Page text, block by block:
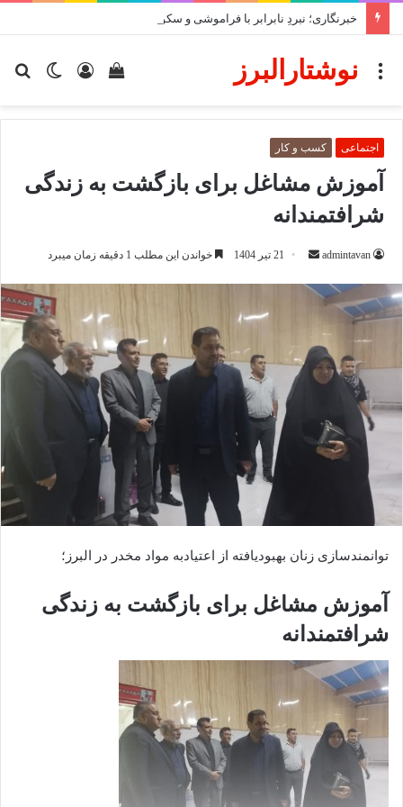
خبرنگاری؛ نبردِ نابرابر با فراموشی و سکوت
تغییر
ورود
دیدن
خرید
نوشتارالبرزمنو
اجتماعی کسب و کار
آموزش مشاغل برای بازگشت به زندگی
شرافتمندانه
admintavan
ارسال21 تیر 1404 خواندن این مطلب 1 دقیقه زمان میبرد
توانمندسازی زنان بهبودیافته از اعتیادبه مواد مخدر در البرز؛
آموزش مشاغل برای بازگشت به زندگی
شرافتمندانه